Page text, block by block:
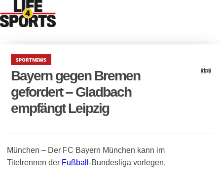
SPORTNEWS
Bayern gegen Bremen
gefordert – Gladbach
empfängt Leipzig
(dpa)
München – Der FC Bayern München kann im
Titelrennen der Fußball -Bundesliga vorlegen.